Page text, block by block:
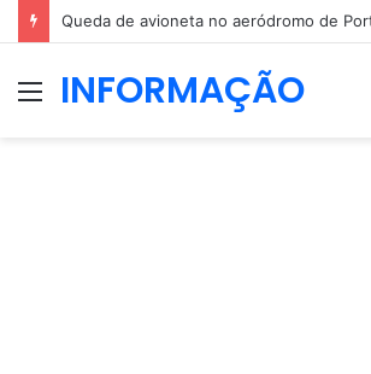
MenuINFORMAÇÃO